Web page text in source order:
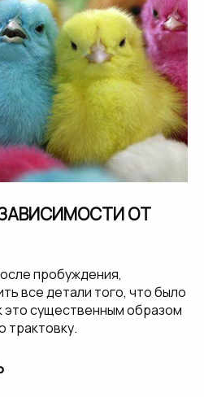
ОТ
пробуждения,
все детали того, что было
это существенным образом